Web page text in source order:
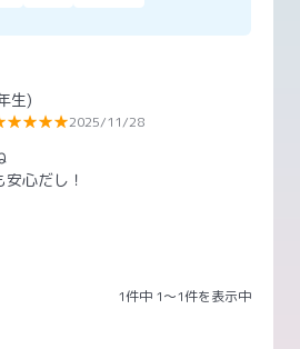
生)
2025/11/28
心だし！
1件中 1〜1件を表示中